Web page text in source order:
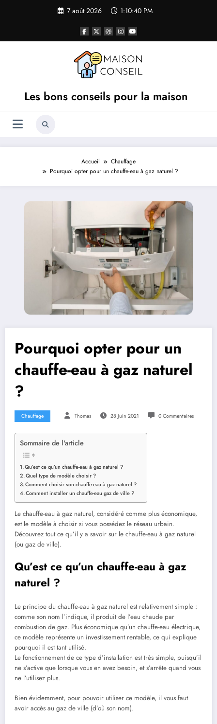
7 août 2026 1:10:41 PM
Les bons conseils pour la maison
Accueil
Chauffage
Pourquoi opter pour un chauffe-eau à gaz naturel ?
Pourquoi opter pour un
chauffe-eau à gaz naturel
?
Chauffage Thomas 28 Juin 2021 0 Commentaires
Sommaire de l'article
Qu’est ce qu’un chauffe-eau à gaz naturel ?
Quel type de modèle choisir ?
Comment choisir son chauffe-eau à gaz naturel ?
Comment installer un chauffe-eau gaz de ville ?
Le chauffe-eau à gaz naturel, considéré comme plus économique,
est le modèle à choisir si vous possédez le réseau urbain.
Découvrez tout ce qu’il y a savoir sur le chauffe-eau à gaz naturel
(ou gaz de ville).
Qu’est ce qu’un chauffe-eau à gaz
naturel ?
Le principe du chauffe-eau à gaz naturel est relativement simple :
comme son nom l’indique, il produit de l’eau chaude par
combustion de gaz. Plus économique qu’un chauffe-eau électrique,
ce modèle représente un investissement rentable, ce qui explique
pourquoi il est tant utilisé.
Le fonctionnement de ce type d’installation est très simple, puisqu’il
ne s’active que lorsque vous en avez besoin, et s’arrête quand vous
ne l’utilisez plus.
Bien évidemment, pour pouvoir utiliser ce modèle, il vous faut
avoir accès au gaz de ville (d’où son nom).